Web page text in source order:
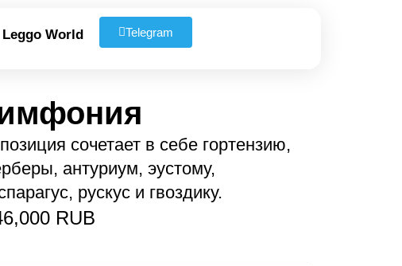
Leggo World Telegram
сочетает в себе гортензию,
антуриум, эустому,
рускус и гвоздику.
RUB